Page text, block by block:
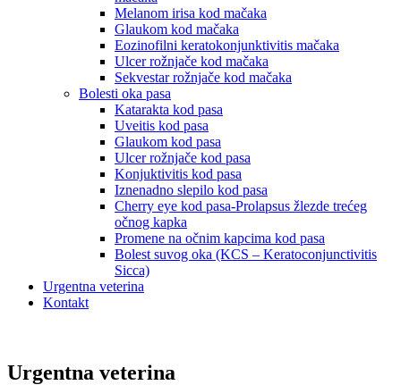
Melanom irisa kod mačaka
Glaukom kod mačaka
Eozinofilni keratokonjunktivitis mačaka
Ulcer rožnjače kod mačaka
Sekvestar rožnjače kod mačaka
Bolesti oka pasa
Katarakta kod pasa
Uveitis kod pasa
Glaukom kod pasa
Ulcer rožnjače kod pasa
Konjuktivitis kod pasa
Iznenadno slepilo kod pasa
Cherry eye kod pasa-Prolapsus žlezde trećeg
očnog kapka
Promene na očnim kapcima kod pasa
Bolest suvog oka (KCS – Keratoconjunctivitis
Sicca)
Urgentna veterina
Kontakt
Urgentna veterina